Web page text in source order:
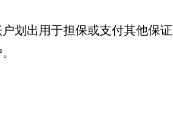
划出用于担保或支付其他保证